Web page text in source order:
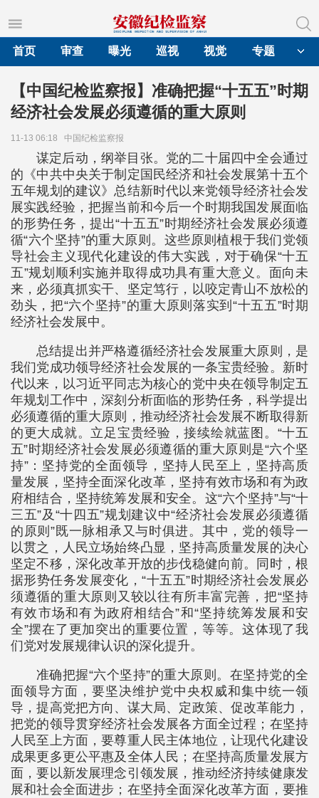
首页
审查 曝光 巡视 视觉 专题
【中国纪检监察报】准确把握“十五五”时期
经济社会发展必须遵循的重大原则
11-13 06:18 中国纪检监察报
谋定后动，纲举目张。党的二十届四中全会通过
的《中共中央关于制定国民经济和社会发展第十五个
五年规划的建议》总结新时代以来党领导经济社会发
展实践经验，把握当前和今后一个时期我国发展面临
的形势任务，提出“十五五”时期经济社会发展必须遵
循“六个坚持”的重大原则。这些原则植根于我们党领
导社会主义现代化建设的伟大实践，对于确保“十五
五”规划顺利实施并取得成功具有重大意义。面向未
来，必须真抓实干、坚定笃行，以咬定青山不放松的
劲头，把“六个坚持”的重大原则落实到“十五五”时期
经济社会发展中。
总结提出并严格遵循经济社会发展重大原则，是
我们党成功领导经济社会发展的一条宝贵经验。新时
代以来，以习近平同志为核心的党中央在领导制定五
年规划工作中，深刻分析面临的形势任务，科学提出
必须遵循的重大原则，推动经济社会发展不断取得新
的更大成就。立足宝贵经验，接续绘就蓝图。“十五
五”时期经济社会发展必须遵循的重大原则是“六个坚
持”：坚持党的全面领导，坚持人民至上，坚持高质
量发展，坚持全面深化改革，坚持有效市场和有为政
府相结合，坚持统筹发展和安全。这“六个坚持”与“十
三五”及“十四五”规划建议中“经济社会发展必须遵循
的原则”既一脉相承又与时俱进。其中，党的领导一
以贯之，人民立场始终凸显，坚持高质量发展的决心
坚定不移，深化改革开放的步伐稳健向前。同时，根
据形势任务发展变化，“十五五”时期经济社会发展必
须遵循的重大原则又较以往有所丰富完善，把“坚持
有效市场和有为政府相结合”和“坚持统筹发展和安
全”摆在了更加突出的重要位置，等等。这体现了我
们党对发展规律认识的深化提升。
准确把握“六个坚持”的重大原则。在坚持党的全
面领导方面，要坚决维护党中央权威和集中统一领
导，提高党把方向、谋大局、定政策、促改革能力，
把党的领导贯穿经济社会发展各方面全过程；在坚持
人民至上方面，要尊重人民主体地位，让现代化建设
成果更多更公平惠及全体人民；在坚持高质量发展方
面，要以新发展理念引领发展，推动经济持续健康发
展和社会全面进步；在坚持全面深化改革方面，要推